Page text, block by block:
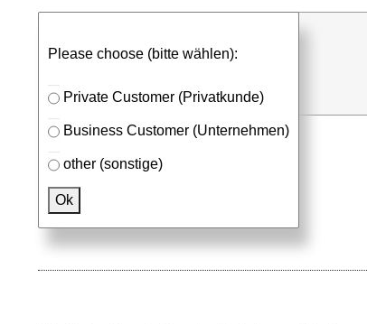
Please choose (bitte wählen):
Private Customer (Privatkunde)
Business Customer (Unternehmen)
other (sonstige)
Ok
⮮
Stk. in Anfrageliste
Passendes Zubehör
Aluprofile